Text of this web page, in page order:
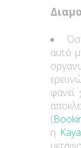
αυτό
φανεί
(
η